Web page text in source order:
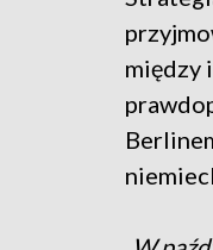
między